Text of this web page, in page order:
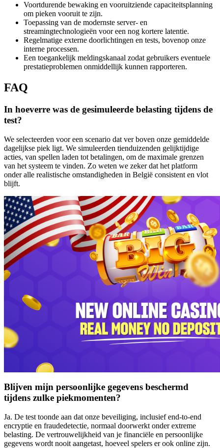
Voortdurende bewaking en vooruitziende capaciteitsplanning
om pieken vooruit te zijn.
Toepassing van de modernste server- en
streamingtechnologieën voor een nog kortere latentie.
Regelmatige externe doorlichtingen en tests, bovenop onze
interne processen.
Een toegankelijk meldingskanaal zodat gebruikers eventuele
prestatieproblemen onmiddellijk kunnen rapporteren.
FAQ
In hoeverre was de gesimuleerde belasting tijdens de
test?
We selecteerden voor een scenario dat ver boven onze gemiddelde
dagelijkse piek ligt. We simuleerden tienduizenden gelijktijdige
acties, van spellen laden tot betalingen, om de maximale grenzen
van het systeem te vinden. Zo weten we zeker dat het platform
onder alle realistische omstandigheden in België consistent en vlot
blijft.
Blijven mijn persoonlijke gegevens beschermd
tijdens zulke piekmomenten?
Ja. De test toonde aan dat onze beveiliging, inclusief end-to-end
encryptie en fraudedetectie, normaal doorwerkt onder extreme
belasting. De vertrouwelijkheid van je financiële en persoonlijke
gegevens wordt nooit aangetast, hoeveel spelers er ook online zijn.